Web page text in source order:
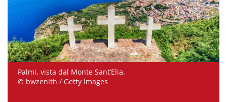
Palmi, vista dal Monte Sant’Elia.
© bwzenith / Getty Images